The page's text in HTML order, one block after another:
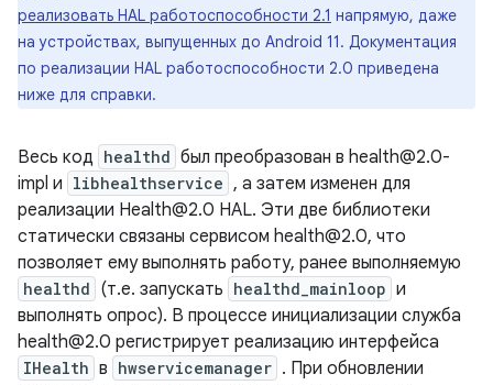
реализовать HAL работоспособности 2.1 напрямую, даже
на устройствах, выпущенных до Android 11. Документация
по реализации HAL работоспособности 2.0 приведена
ниже для справки.
Весь код healthd был преобразован в health@2.0-
impl и libhealthservice , а затем изменен для
реализации Health@2.0 HAL. Эти две библиотеки
статически связаны сервисом health@2.0, что
позволяет ему выполнять работу, ранее выполняемую
healthd (т.е. запускать healthd_mainloop и
выполнять опрос). В процессе инициализации служба
health@2.0 регистрирует реализацию интерфейса
IHealth в hwservicemanager . При обновлении